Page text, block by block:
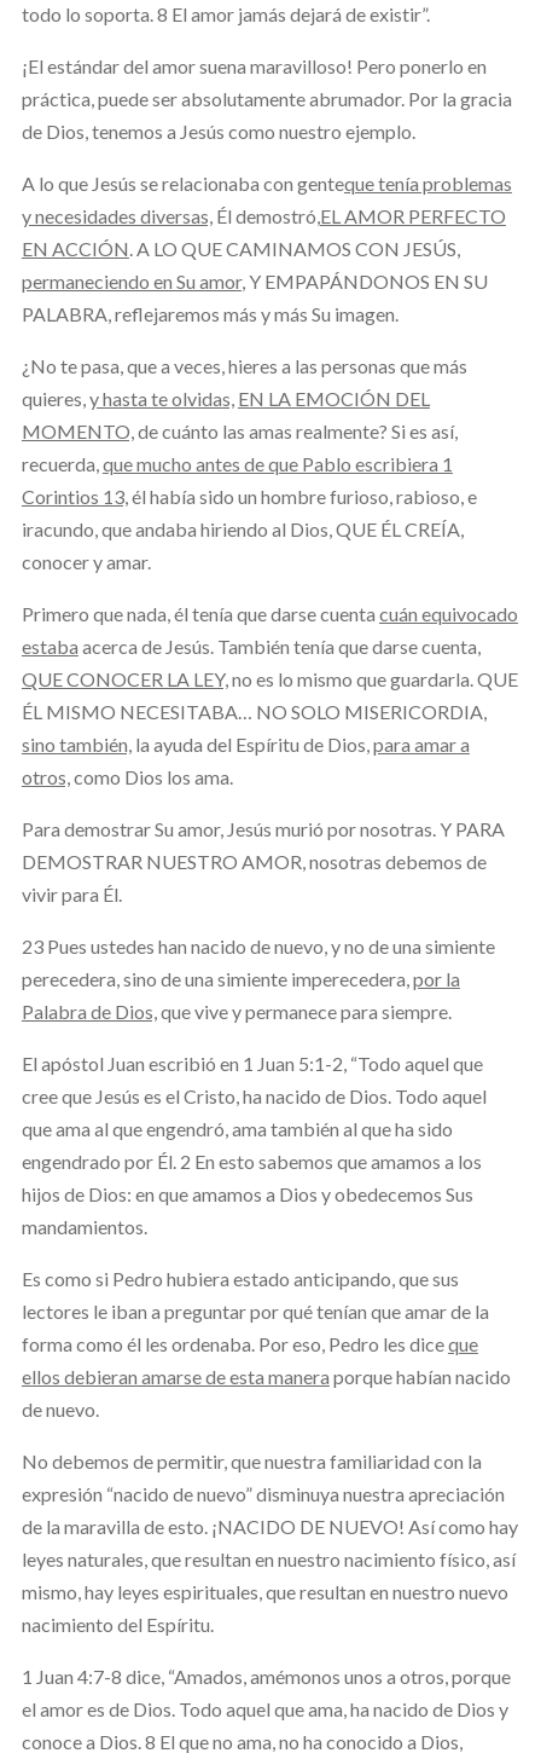
todo lo soporta. 8 El amor jamás dejará de existir”.
¡El estándar del amor suena maravilloso! Pero ponerlo en
práctica, puede ser absolutamente abrumador. Por la gracia
de Dios, tenemos a Jesús como nuestro ejemplo.
A lo que Jesús se relacionaba con genteque tenía problemas
y necesidades diversas, Él demostró, EL AMOR PERFECTO
EN ACCIÓN . A LO QUE CAMINAMOS CON JESÚS,
permaneciendo en Su amor, Y EMPAPÁNDONOS EN SU
PALABRA, reflejaremos más y más Su imagen.
¿No te pasa, que a veces, hieres a las personas que más
quieres, y hasta te olvidas, EN LA EMOCIÓN DEL
MOMENTO, de cuánto las amas realmente? Si es así,
recuerda, que mucho antes de que Pablo escribiera 1
Corintios 13, él había sido un hombre furioso, rabioso, e
iracundo, que andaba hiriendo al Dios, QUE ÉL CREÍA,
conocer y amar.
Primero que nada, él tenía que darse cuenta cuán equivocado
estaba acerca de Jesús. También tenía que darse cuenta,
QUE CONOCER LA LEY, no es lo mismo que guardarla. QUE
ÉL MISMO NECESITABA… NO SOLO MISERICORDIA,
sino también, la ayuda del Espíritu de Dios, para amar a
otros, como Dios los ama.
Para demostrar Su amor, Jesús murió por nosotras. Y PARA
DEMOSTRAR NUESTRO AMOR, nosotras debemos de
vivir para Él.
23 Pues ustedes han nacido de nuevo, y no de una simiente
perecedera, sino de una simiente imperecedera, por la
Palabra de Dios, que vive y permanece para siempre.
El apóstol Juan escribió en 1 Juan 5:1-2, “Todo aquel que
cree que Jesús es el Cristo, ha nacido de Dios. Todo aquel
que ama al que engendró, ama también al que ha sido
engendrado por Él. 2 En esto sabemos que amamos a los
hijos de Dios: en que amamos a Dios y obedecemos Sus
mandamientos.
Es como si Pedro hubiera estado anticipando, que sus
lectores le iban a preguntar por qué tenían que amar de la
forma como él les ordenaba. Por eso, Pedro les diceque
ellos debieran amarse de esta manera porque habían nacido
de nuevo.
No debemos de permitir, que nuestra familiaridad con la
expresión “nacido de nuevo” disminuya nuestra apreciación
de la maravilla de esto. ¡NACIDO DE NUEVO! Así como hay
leyes naturales, que resultan en nuestro nacimiento físico, así
mismo, hay leyes espirituales, que resultan en nuestro nuevo
nacimiento del Espíritu.
1 Juan 4:7-8 dice, “Amados, amémonos unos a otros, porque
el amor es de Dios. Todo aquel que ama, ha nacido de Dios y
conoce a Dios. 8 El que no ama, no ha conocido a Dios,